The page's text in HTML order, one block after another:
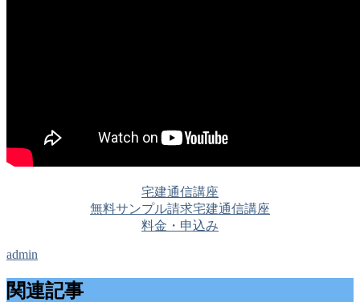
宅建通信講座
無料サンプル請求宅建通信講座
料金・申込み
admin
関連記事